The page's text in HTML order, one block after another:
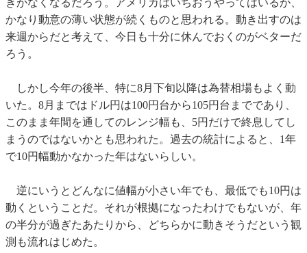
きがなくなるだろう。アメリカはいちおうやってはいるが、
かなり動意の薄い状態が続くものと思われる。動き出すのは
来週からだと考えて、今日も十分に休んでおくのがベターだ
ろう。
しかし今年の後半、特に8月下旬以降は為替相場もよく動
いた。8月まではドル円は100円台から105円台までであり、
このまま年間を通してのレンジ幅も、5円だけで終息してし
まうのではないかとも思われた。過去の統計によると、1年
で10円幅動かなかった年はないらしい。
逆にいうとどんなに値幅が小さい年でも、最低でも10円は
動くということだ。それが根拠になったわけでもないが、年
の半分が過ぎたあたりから、どちらかに動きそうだという観
測も流れはじめた。